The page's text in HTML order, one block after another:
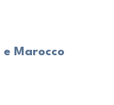
e Marocco